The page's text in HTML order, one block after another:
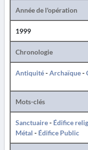
Année de l'opération
1999
Chronologie
Antiquité-Archaïque-
Mots-clés
Sanctuaire- Édifice
Métal - Édifice Public